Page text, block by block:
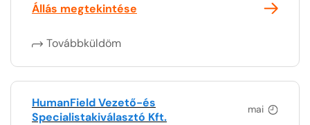
Állás megtekintése
Továbbküldöm
mai
HumanField Vezető-és
Specialistakiválasztó Kft.